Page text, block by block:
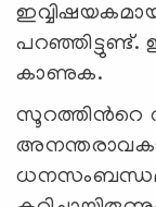
കാണുക.
സൂറത്തിന്‍റെ